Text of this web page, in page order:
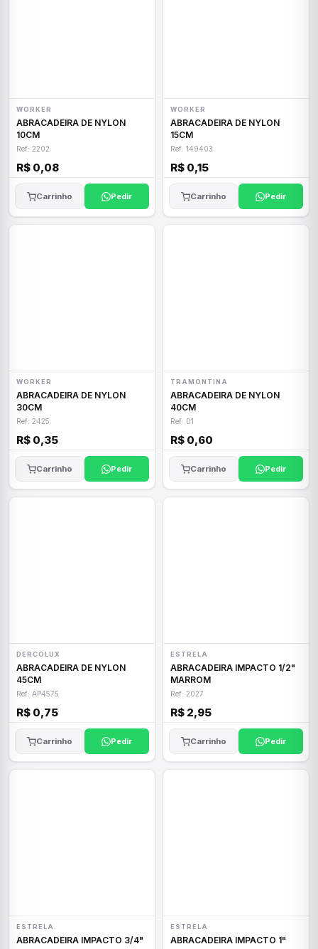
WORKER
ABRACADEIRA DE NYLON
10CM
Ref: 2202
R$ 0,08
Carrinho Pedir
WORKER
ABRACADEIRA DE NYLON
15CM
Ref: 149403
R$ 0,15
Carrinho Pedir
WORKER
ABRACADEIRA DE NYLON
30CM
Ref: 2425
R$ 0,35
Carrinho Pedir
TRAMONTINA
ABRACADEIRA DE NYLON
40CM
Ref: 01
R$ 0,60
Carrinho Pedir
DERCOLUX
ABRACADEIRA DE NYLON
45CM
Ref: AP4575
R$ 0,75
Carrinho Pedir
ESTRELA
ABRACADEIRA IMPACTO 1/2"
MARROM
Ref: 2027
R$ 2,95
Carrinho Pedir
ESTRELA
ABRACADEIRA IMPACTO 3/4"
ESTRELA
ABRACADEIRA IMPACTO 1"